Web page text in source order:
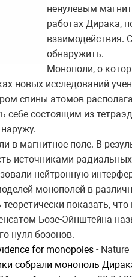
ненулевым
работах Дирака,
взаимодействия.
обнаружить.
Монополи, о
новых исследований
спины атомов
себе состоящим из
магнитное поле. В
источниками
нейтронную
монополей в
показать,
Бозе-Эйнштейна
нуля бозонов.
for monopoles - Nature
собрали монополь